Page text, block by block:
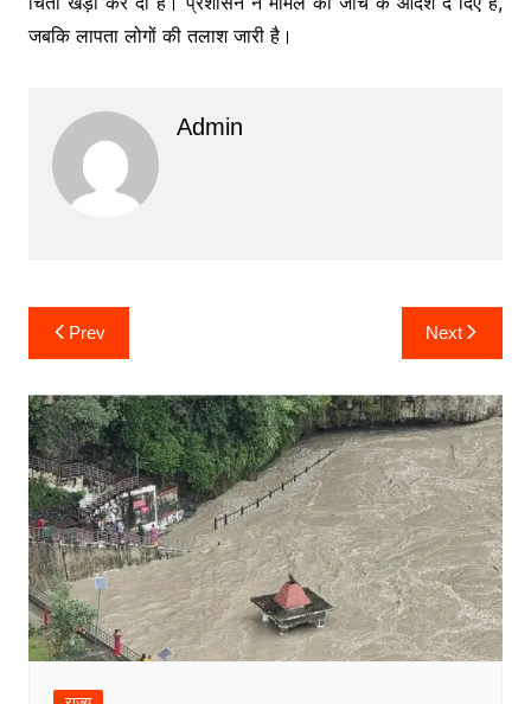
जबकि लापता लोगों की तलाश जारी है।
Admin
Post
navigation
Prev Next